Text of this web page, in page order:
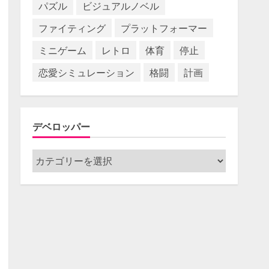
パズル
ビジュアルノベル
ファイティング
プラットフォーマー
ミニゲーム
レトロ 体育
停止
恋愛シミュレーション
格闘 計画
デベロッパー
デ
ベ